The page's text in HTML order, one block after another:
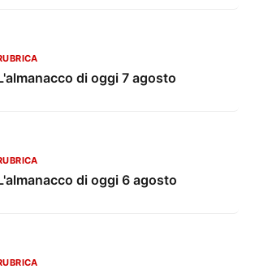
di oggi 7 agosto
di oggi 6 agosto